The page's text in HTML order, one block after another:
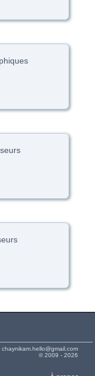
chaynikam.hello@gmail.com
© 2009 - 2026